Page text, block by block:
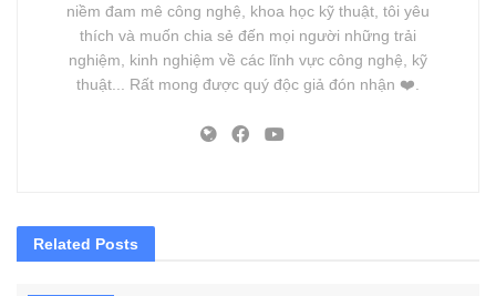
niềm đam mê công nghệ, khoa học kỹ thuật, tôi yêu
thích và muốn chia sẻ đến mọi người những trải
nghiệm, kinh nghiệm về các lĩnh vực công nghệ, kỹ
thuật... Rất mong được quý độc giả đón nhận ❤️.
Related Posts